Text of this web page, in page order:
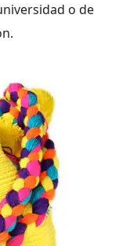
o de